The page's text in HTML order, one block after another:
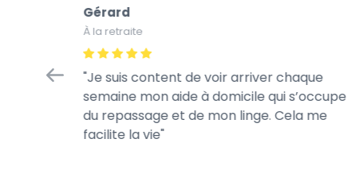
Gérard
À la retraite
Je suis content de voir arriver chaque
semaine mon aide à domicile qui s’occupe
du repassage et de mon linge. Cela me
facilite la vie